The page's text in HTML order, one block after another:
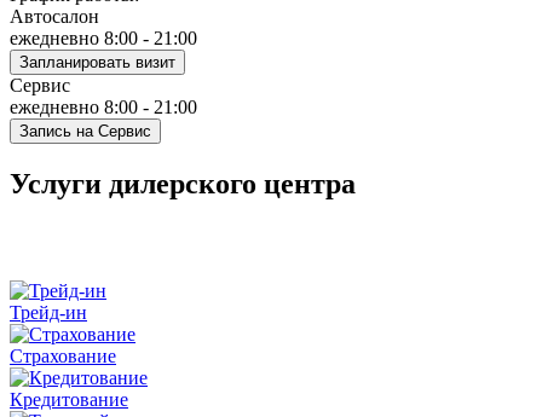
Автосалон
ежедневно 8:00 - 21:00
Запланировать визит
Сервис
ежедневно 8:00 - 21:00
Запись на Сервис
Услуги дилерского центра
Трейд-ин
Страхование
Кредитование